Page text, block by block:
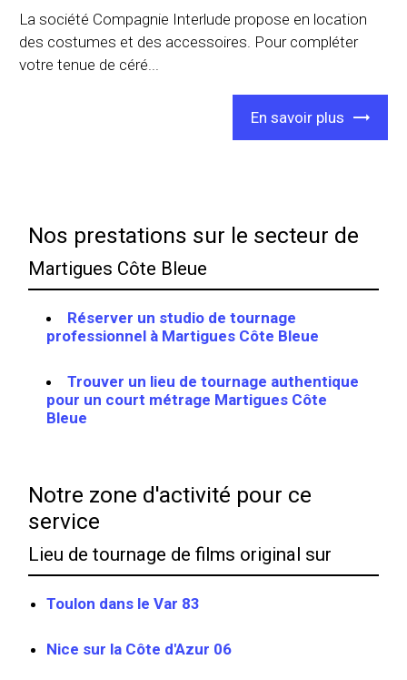
La société Compagnie Interlude propose en location
des costumes et des accessoires. Pour compléter
votre tenue de céré...
En savoir plus
Nos prestations sur le secteur de
Martigues Côte Bleue
Réserver un studio de tournage
professionnel à Martigues Côte Bleue
Trouver un lieu de tournage authentique
pour un court métrage Martigues Côte
Bleue
Notre zone d'activité pour ce
service
Lieu de tournage de films original sur
Toulon dans le Var 83
Nice sur la Côte d'Azur 06